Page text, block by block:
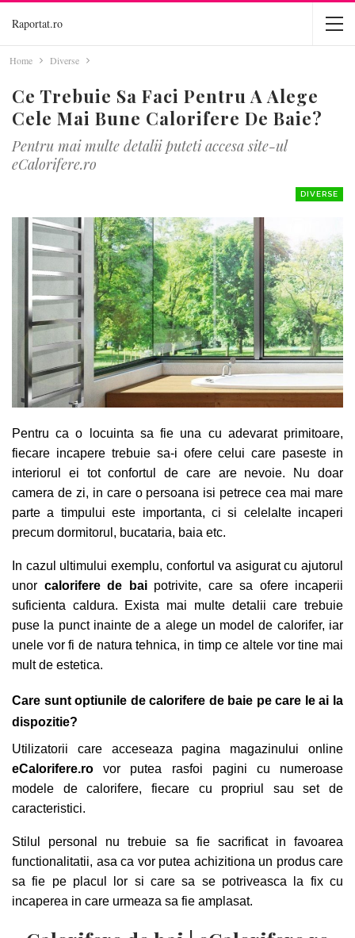
Raportat.ro
Home Diverse
Ce Trebuie Sa Faci Pentru A Alege
Cele Mai Bune Calorifere De Baie?
Pentru mai multe detalii puteti accesa site-ul
eCalorifere.ro
DIVERSE
Pentru ca o locuinta sa fie una cu adevarat primitoare,
fiecare incapere trebuie sa-i ofere celui care paseste in
interiorul ei tot confortul de care are nevoie. Nu doar
camera de zi, in care o persoana isi petrece cea mai mare
parte a timpului este importanta, ci si celelalte incaperi
precum dormitorul, bucataria, baia etc.
In cazul ultimului exemplu, confortul va asigurat cu ajutorul
unor calorifere de baipotrivite, care sa ofere incaperii
suficienta caldura. Exista mai multe detalii care trebuie
puse la punct inainte de a alege un model de calorifer, iar
unele vor fi de natura tehnica, in timp ce altele vor tine mai
mult de estetica.
Care sunt optiunile de calorifere de baie pe care le ai la
dispozitie?
Utilizatorii care acceseaza pagina magazinului online
eCalorifere.ro vor putea rasfoi pagini cu numeroase
modele de calorifere, fiecare cu propriul sau set de
caracteristici.
Stilul personal nu trebuie sa fie sacrificat in favoarea
functionalitatii, asa ca vor putea achizitiona un produs care
sa fie pe placul lor si care sa se potriveasca la fix cu
incaperea in care urmeaza sa fie amplasat.